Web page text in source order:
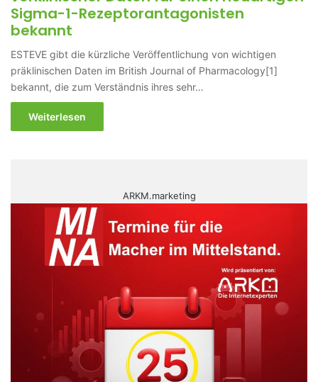
Sigma-1-Rezeptorantagonisten
bekannt
ESTEVE gibt die kürzliche Veröffentlichung von wichtigen
präklinischen Daten im British Journal of Pharmacology[1]
bekannt, die zum Verständnis ihres sehr…
Weiterlesen
ARKM.marketing